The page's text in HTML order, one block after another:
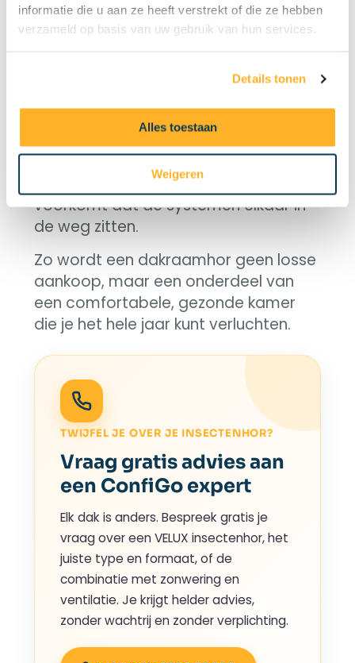
informatie die u aan ze heeft verstrekt of die ze hebben
verzameld op basis van uw gebruik van hun services.
Details tonen
Alles toestaan
Weigeren
buiten het glas. Samen kun je in de
Denk vooraf na over de combinatie.
Een rolluik, een zonnescherm en een
hor delen dezelfde zone rond het
raam. Een doordachte keuze
voorkomt dat de systemen elkaar in
de weg zitten.
Zo wordt een dakraamhor geen losse
aankoop, maar een onderdeel van
een comfortabele, gezonde kamer
die je het hele jaar kunt verluchten.
TWIJFEL JE OVER JE INSECTENHOR?
Vraag gratis advies aan
een ConfiGo expert
Elk dak is anders. Bespreek gratis je
vraag over een VELUX insectenhor, het
juiste type en formaat, of de
combinatie met zonwering en
ventilatie. Je krijgt helder advies,
zonder wachtrij en zonder verplichting.